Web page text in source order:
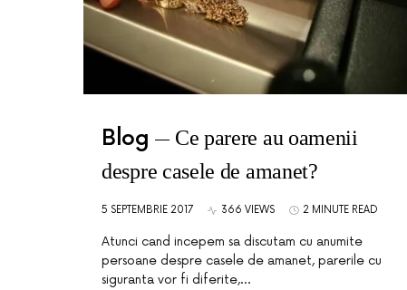
Blog
Ce parere au oamenii
despre casele de amanet?
5 SEPTEMBRIE 2017 366 VIEWS 2 MINUTE READ
Atunci cand incepem sa discutam cu anumite
persoane despre casele de amanet, parerile cu
siguranta vor fi diferite,…